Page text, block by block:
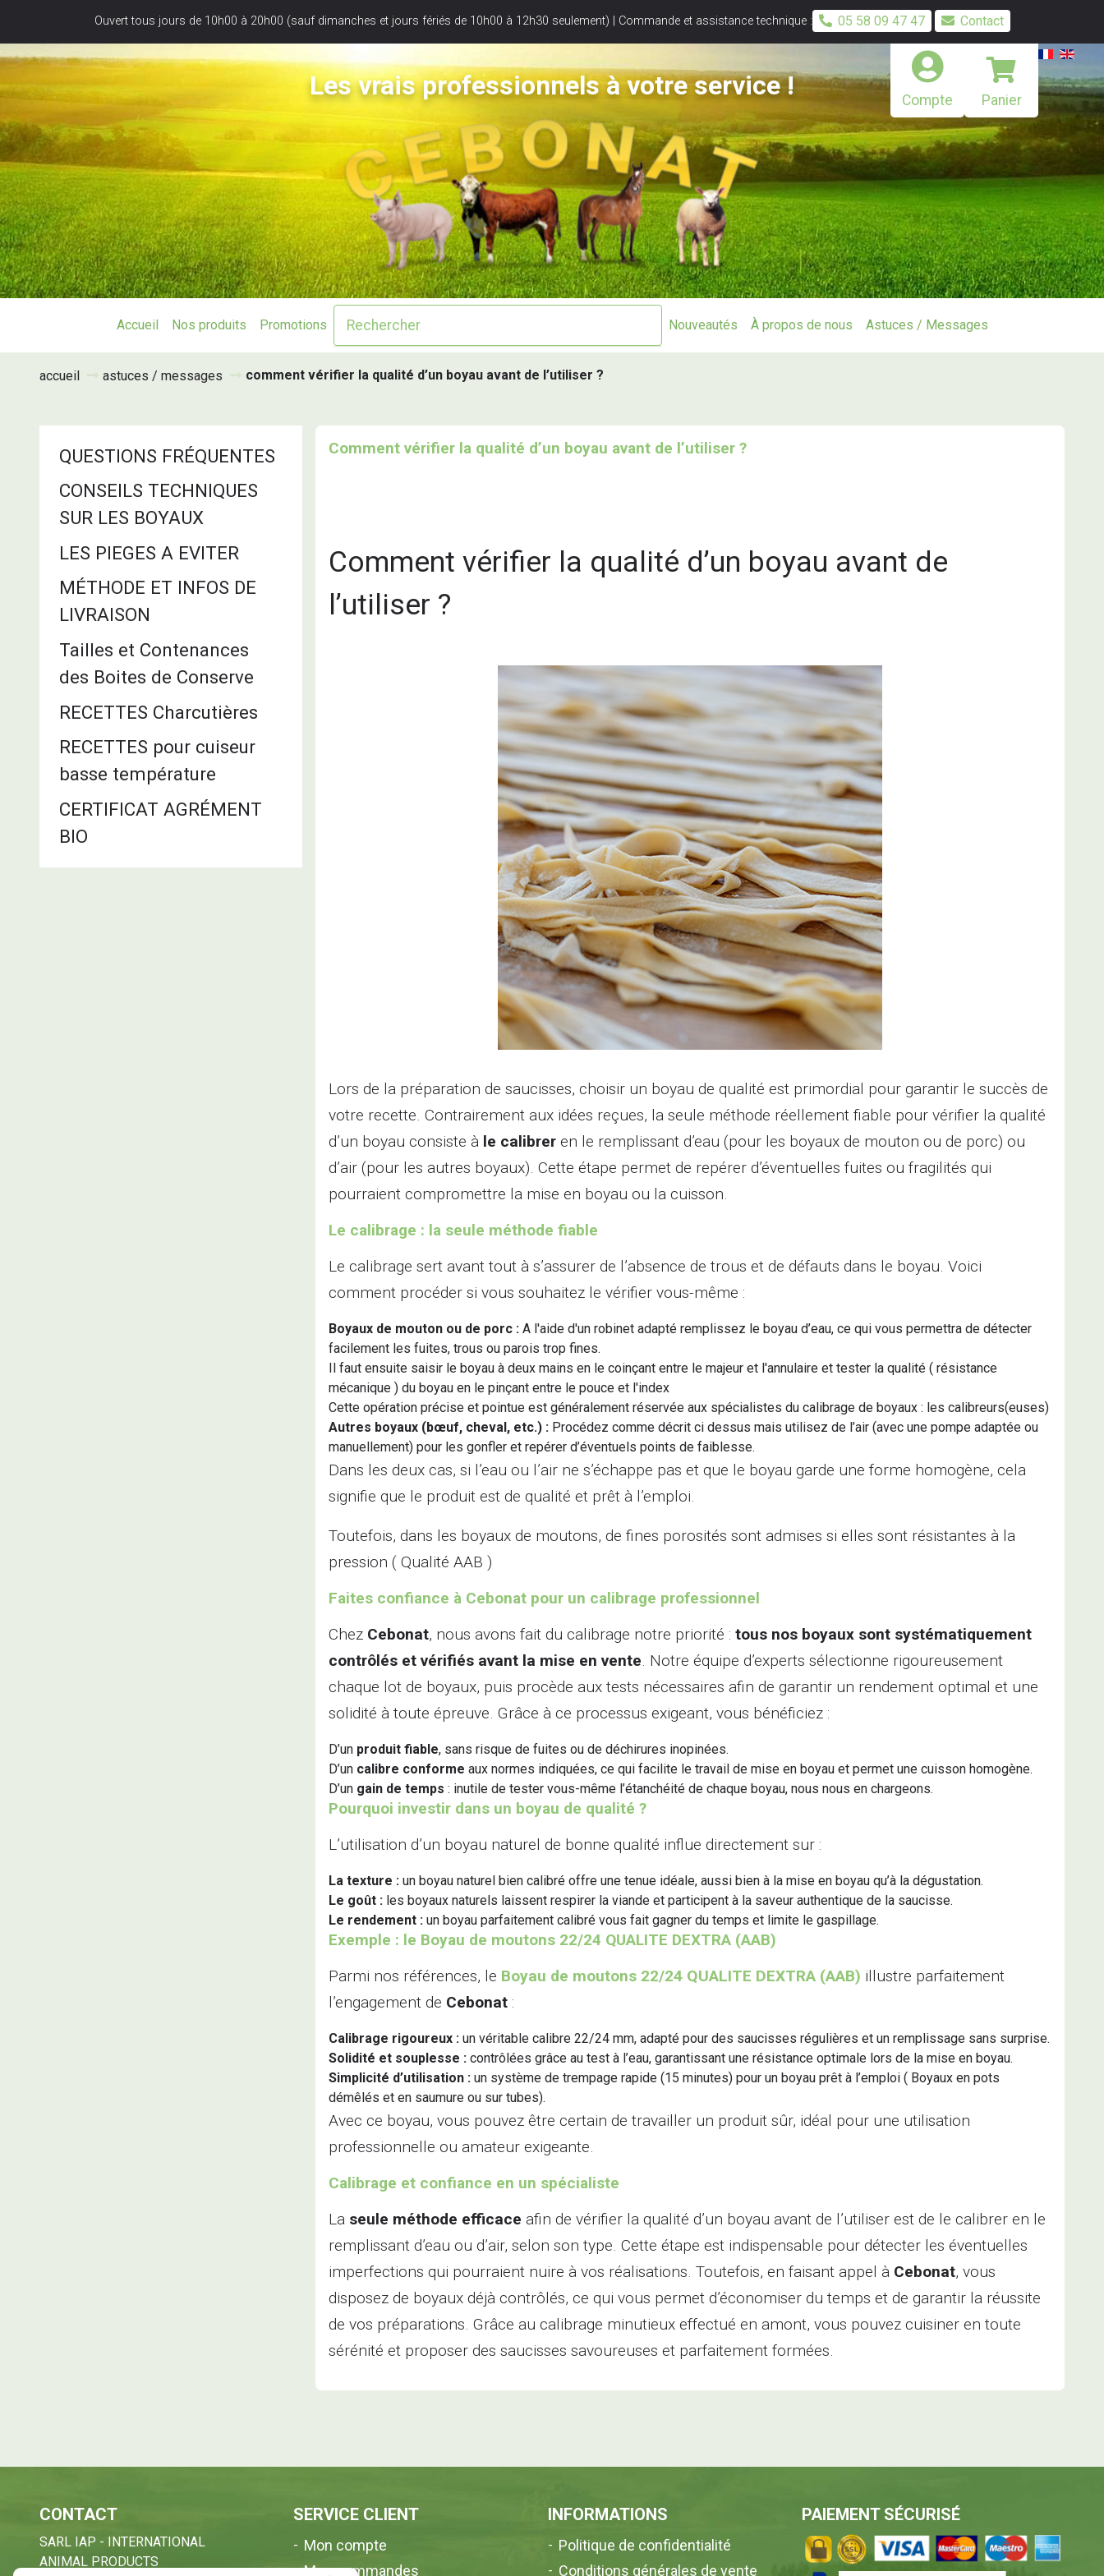
Ouvert tous jours de 10h00 à 20h00 (sauf dimanches et jours fériés de 10h00 à 12h30 seulement) | Commande et assistance technique : 05 58 09 47 47 Contact
Compte Panier
Les vrais professionnels à votre service !
Accueil Nos produits Promotions Nouveautés À propos de nous Astuces / Messages
accueil astuces / messages comment vérifier la qualité d’un boyau avant de l’utiliser ?
QUESTIONS FRÉQUENTES
CONSEILS TECHNIQUES
SUR LES BOYAUX
LES PIEGES A EVITER
MÉTHODE ET INFOS DE
LIVRAISON
Tailles et Contenances
des Boites de Conserve
RECETTES Charcutières
RECETTES pour cuiseur
basse température
CERTIFICAT AGRÉMENT
BIO
Comment vérifier la qualité d’un boyau avant de l’utiliser ?
Comment vérifier la qualité d’un boyau avant de
l’utiliser ?
Lors de la préparation de saucisses, choisir un boyau de qualité est primordial pour garantir le succès de
votre recette. Contrairement aux idées reçues, la seule méthode réellement fiable pour vérifier la qualité
d’un boyau consiste à le calibrer en le remplissant d’eau (pour les boyaux de mouton ou de porc) ou
d’air (pour les autres boyaux). Cette étape permet de repérer d’éventuelles fuites ou fragilités qui
pourraient compromettre la mise en boyau ou la cuisson.
Le calibrage : la seule méthode fiable
Le calibrage sert avant tout à s’assurer de l’absence de trous et de défauts dans le boyau. Voici
comment procéder si vous souhaitez le vérifier vous-même :
Boyaux de mouton ou de porc : A l'aide d'un robinet adapté remplissez le boyau d’eau, ce qui vous permettra de détecter
facilement les fuites, trous ou parois trop fines.
Il faut ensuite saisir le boyau à deux mains en le coinçant entre le majeur et l'annulaire et tester la qualité ( résistance
mécanique ) du boyau en le pinçant entre le pouce et l'index
Cette opération précise et pointue est généralement réservée aux spécialistes du calibrage de boyaux : les calibreurs(euses)
Autres boyaux (bœuf, cheval, etc.) : Procédez comme décrit ci dessus mais utilisez de l’air (avec une pompe adaptée ou
manuellement) pour les gonfler et repérer d’éventuels points de faiblesse.
Dans les deux cas, si l’eau ou l’air ne s’échappe pas et que le boyau garde une forme homogène, cela
signifie que le produit est de qualité et prêt à l’emploi.
Toutefois, dans les boyaux de moutons, de fines porosités sont admises si elles sont résistantes à la
pression ( Qualité AAB )
Faites confiance à Cebonat pour un calibrage professionnel
Chez Cebonat, nous avons fait du calibrage notre priorité : tous nos boyaux sont systématiquement
contrôlés et vérifiés avant la mise en vente. Notre équipe d’experts sélectionne rigoureusement
chaque lot de boyaux, puis procède aux tests nécessaires afin de garantir un rendement optimal et une
solidité à toute épreuve. Grâce à ce processus exigeant, vous bénéficiez :
D’un produit fiable, sans risque de fuites ou de déchirures inopinées.
D’un calibre conforme aux normes indiquées, ce qui facilite le travail de mise en boyau et permet une cuisson homogène.
D’un gain de temps : inutile de tester vous-même l’étanchéité de chaque boyau, nous nous en chargeons.
Pourquoi investir dans un boyau de qualité ?
L’utilisation d’un boyau naturel de bonne qualité influe directement sur :
La texture : un boyau naturel bien calibré offre une tenue idéale, aussi bien à la mise en boyau qu’à la dégustation.
Le goût : les boyaux naturels laissent respirer la viande et participent à la saveur authentique de la saucisse.
Le rendement : un boyau parfaitement calibré vous fait gagner du temps et limite le gaspillage.
Exemple : le Boyau de moutons 22/24 QUALITE DEXTRA (AAB)
Parmi nos références, le Boyau de moutons 22/24 QUALITE DEXTRA (AAB) illustre parfaitement
l’engagement de Cebonat :
Calibrage rigoureux : un véritable calibre 22/24 mm, adapté pour des saucisses régulières et un remplissage sans surprise.
Solidité et souplesse : contrôlées grâce au test à l’eau, garantissant une résistance optimale lors de la mise en boyau.
Simplicité d’utilisation : un système de trempage rapide (15 minutes) pour un boyau prêt à l’emploi ( Boyaux en pots
démêlés et en saumure ou sur tubes).
Avec ce boyau, vous pouvez être certain de travailler un produit sûr, idéal pour une utilisation
professionnelle ou amateur exigeante.
Calibrage et confiance en un spécialiste
La seule méthode efficace afin de vérifier la qualité d’un boyau avant de l’utiliser est de le calibrer en le
remplissant d’eau ou d’air, selon son type. Cette étape est indispensable pour détecter les éventuelles
imperfections qui pourraient nuire à vos réalisations. Toutefois, en faisant appel à Cebonat, vous
disposez de boyaux déjà contrôlés, ce qui vous permet d’économiser du temps et de garantir la réussite
de vos préparations. Grâce au calibrage minutieux effectué en amont, vous pouvez cuisiner en toute
sérénité et proposer des saucisses savoureuses et parfaitement formées.
CONTACT
SARL IAP - INTERNATIONAL
ANIMAL PRODUCTS
SERVICE CLIENT
Mon compte
Mes commandes
INFORMATIONS
Politique de confidentialité
Conditions générales de vente
PAIEMENT SÉCURISÉ